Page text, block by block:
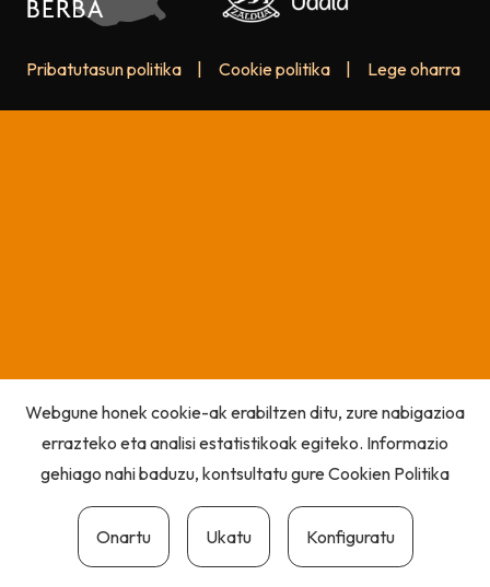
Pribatutasun politika Cookie politika Lege oharra
Webgune honek cookie-ak erabiltzen ditu, zure nabigazioa
errazteko eta analisi estatistikoak egiteko. Informazio
gehiago nahi baduzu, kontsultatu gureCookien Politika
Onartu Ukatu Konfiguratu